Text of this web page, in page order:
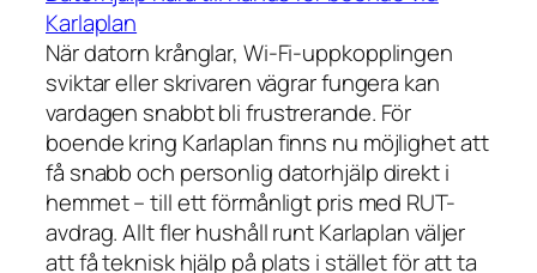
Karlaplan
När datorn krånglar, Wi-Fi-uppkopplingen
sviktar eller skrivaren vägrar fungera kan
vardagen snabbt bli frustrerande. För
boende kring Karlaplan finns nu möjlighet att
få snabb och personlig datorhjälp direkt i
hemmet – till ett förmånligt pris med RUT-
avdrag. Allt fler hushåll runt Karlaplan väljer
att få teknisk hjälp på plats i stället för att ta